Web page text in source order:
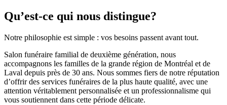
Qu’est-ce qui nous distingue?
Notre philosophie est simple : vos besoins passent avant tout.
Salon funéraire familial de deuxième génération, nous
accompagnons les familles de la grande région de Montréal et de
Laval depuis près de 30 ans. Nous sommes fiers de notre réputation
d’offrir des services funéraires de la plus haute qualité, avec une
attention véritablement personnalisée et un professionnalisme qui
vous soutiennent dans cette période délicate.